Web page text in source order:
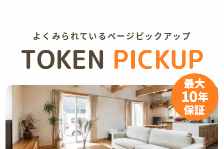
よくみられているページピックアップ
TOKEN PICKUP